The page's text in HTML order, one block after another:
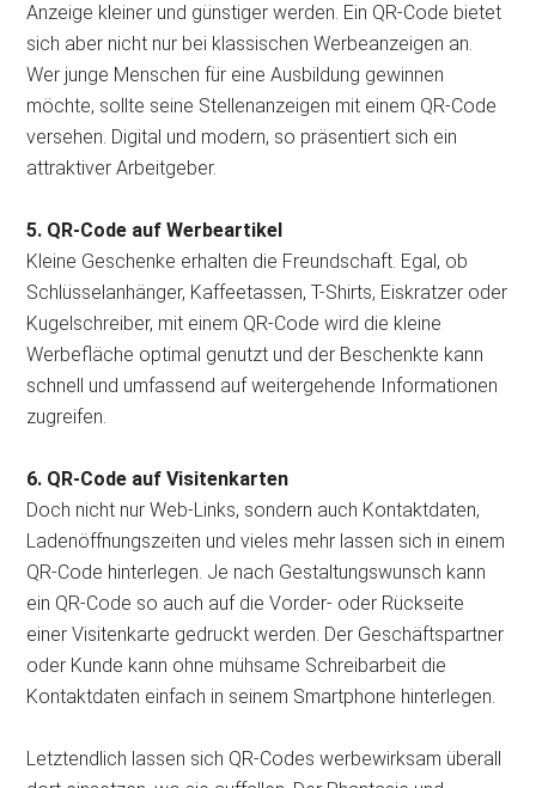
Anzeige kleiner und günstiger werden. Ein QR-Code bietet
sich aber nicht nur bei klassischen Werbeanzeigen an.
Wer junge Menschen für eine Ausbildung gewinnen
möchte, sollte seine Stellenanzeigen mit einem QR-Code
versehen. Digital und modern, so präsentiert sich ein
attraktiver Arbeitgeber.
5. QR-Code auf Werbeartikel
Kleine Geschenke erhalten die Freundschaft. Egal, ob
Schlüsselanhänger, Kaffeetassen, T-Shirts, Eiskratzer oder
Kugelschreiber, mit einem QR-Code wird die kleine
Werbefläche optimal genutzt und der Beschenkte kann
schnell und umfassend auf weitergehende Informationen
zugreifen.
6. QR-Code auf Visitenkarten
Doch nicht nur Web-Links, sondern auch Kontaktdaten,
Ladenöffnungszeiten und vieles mehr lassen sich in einem
QR-Code hinterlegen. Je nach Gestaltungswunsch kann
ein QR-Code so auch auf die Vorder- oder Rückseite
einer Visitenkarte gedruckt werden. Der Geschäftspartner
oder Kunde kann ohne mühsame Schreibarbeit die
Kontaktdaten einfach in seinem Smartphone hinterlegen.
Letztendlich lassen sich QR-Codes werbewirksam überall